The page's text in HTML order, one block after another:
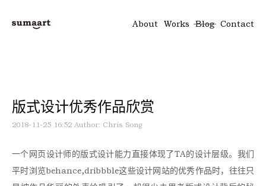
About Works Blog Contact
版式设计优秀作品欣赏
2018-11-25 16:52 Author: Chris Song
一个网页设计师的版式设计能力直接体现了TA的设计层级。我们
平时浏览behance,dribbble这些设计网站的优秀作品时，往往只